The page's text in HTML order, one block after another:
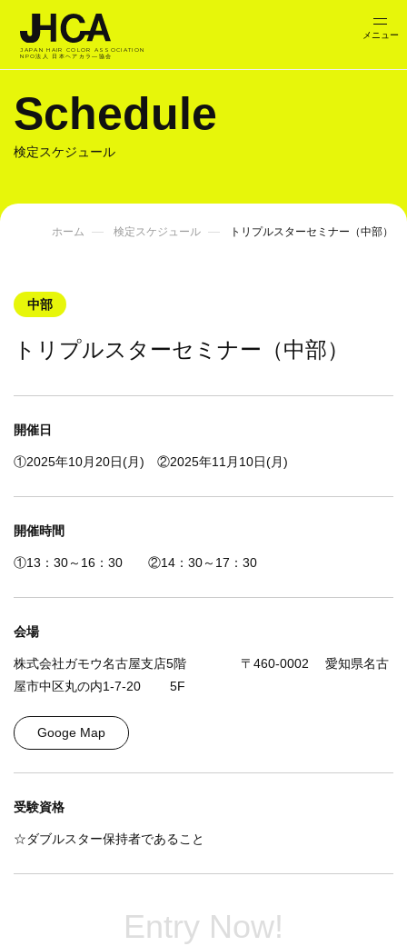
JAPAN HAIR COLOR ASSOCIATION
NPO法人 日本ヘアカラ―協会
Schedule
検定スケジュール
ホーム 検定スケジュール トリプルスターセミナー（中部）
中部
トリプルスターセミナー（中部）
開催日
①2025年10月20日(月) ②2025年11月10日(月)
開催時間
①13：30～16：30 ②14：30～17：30
会場
株式会社ガモウ名古屋支店5階 〒460-0002 愛知県名古
屋市中区丸の内1-7-20 5F
Googe Map
受験資格
☆ダブルスター保持者であること
Entry Now!